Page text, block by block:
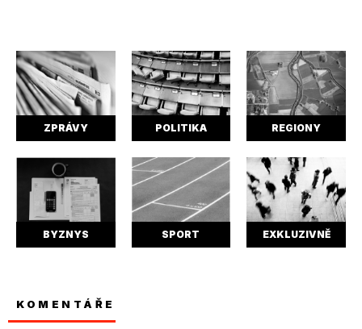
ZPRÁVY POLITIKA REGIONY
BYZNYS SPORT EXKLUZIVNĚ
KOMENTÁŘE